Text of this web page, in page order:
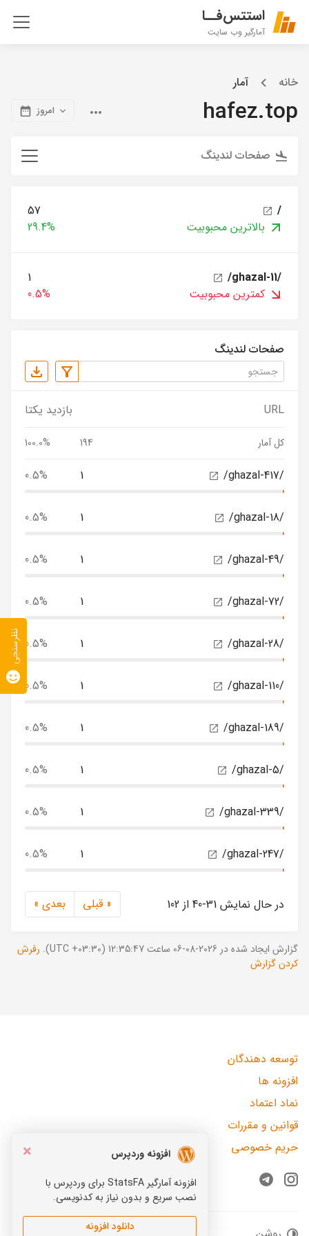
استتس‌فــا
آمارگیر وب سایت
خانه آمار
hafez.top امروز
صفحات لندینگ
/
57
بالاترین محبوبیت
29.4%
/ghazal-11/
1
کمترین محبوبیت
0.5%
صفحات لندینگ
URL بازدید یکتا
کل آمار 194
100.0%
/ghazal-417/
1
0.5%
/ghazal-18/
1
0.5%
/ghazal-49/
1
0.5%
/ghazal-72/
1
0.5%
/ghazal-28/
1
0.5%
/ghazal-110/
1
0.5%
/ghazal-189/
1
0.5%
/ghazal-5/
1
0.5%
/ghazal-339/
1
0.5%
/ghazal-247/
1
0.5%
در حال نمایش 31-40 از 102 « قبلی بعدی »
گزارش ایجاد شده در 2026-08-06 ساعت 12:35:47 (UTC +03:30).
رفرش
کردن گزارش
×
افزونه وردپرس
افزونه آمارگیر StatsFA برای وردپرس با
نصب سریع و بدون نیاز به کدنویسی.
دانلود افزونه
توسعه دهندگان
افزونه ها
نماد اعتماد
قوانین و مقررات
حریم خصوصی
Instagram
Telegram
نظرسنجی